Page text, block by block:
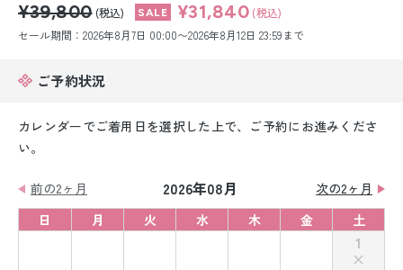
小物販売品
¥39,800 (税込) ¥31,840 (税込)
セール期間：2026年8月7日 00:00〜2026年8月12日 23:59まで
ご予約状況
カレンダーでご着用日を選択した上で、ご予約にお進みくださ
い。
前の2ヶ月 2026年08月
次の2ヶ月
日
月 火 水 木 金 土
1